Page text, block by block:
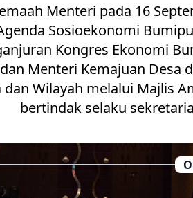
Menteri pada 16
Sosioekonomi
Kongres Ekonomi
Menteri Kemajuan Desa
dan Wilayah melalui Majlis
bertindak selaku